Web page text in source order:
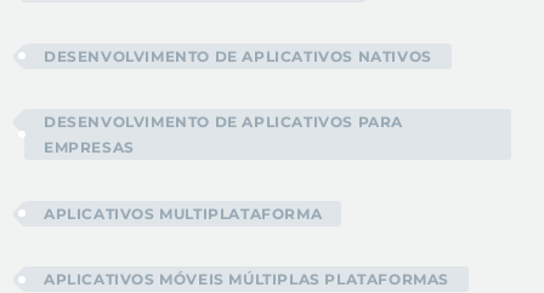
DESENVOLVIMENTO DE APLICATIVOS NATIVOS
DESENVOLVIMENTO DE APLICATIVOS PARA
EMPRESAS
APLICATIVOS MULTIPLATAFORMA
APLICATIVOS MÓVEIS MÚLTIPLAS PLATAFORMAS